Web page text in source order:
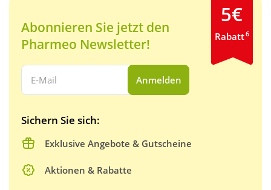
Abonnieren Sie jetzt den
Pharmeo Newsletter!
Ihre E-Mail Adresse:
Anmelden
Sichern Sie sich:
Exklusive Angebote & Gutscheine
Aktionen & Rabatte
5€
Rabatt6